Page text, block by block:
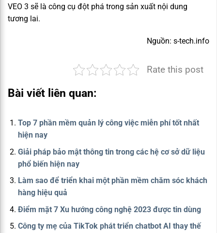
VEO 3 sẽ là công cụ đột phá trong sản xuất nội dung
tương lai.
Nguồn: s-tech.info
Rate this post
Bài viết liên quan:
Top 7 phần mềm quản lý công việc miễn phí tốt nhất
hiện nay
Giải pháp bảo mật thông tin trong các hệ cơ sở dữ liệu
phổ biến hiện nay
Làm sao để triển khai một phần mềm chăm sóc khách
hàng hiệu quả
Điểm mặt 7 Xu hướng công nghệ 2023 được tin dùng
Công ty mẹ của TikTok phát triển chatbot AI thay thế